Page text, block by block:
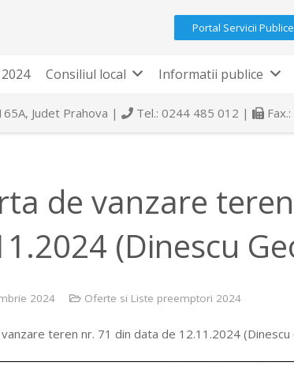
Portal Servicii Publice
Consiliul local Informatii publice
Judet Prahova | Tel.: 0244 485 012 |
de vanzare
(Dinescu
2024 Oferte si Liste preemptori 2024
teren nr. 71 din data de 12.11.2024 (Dinescu